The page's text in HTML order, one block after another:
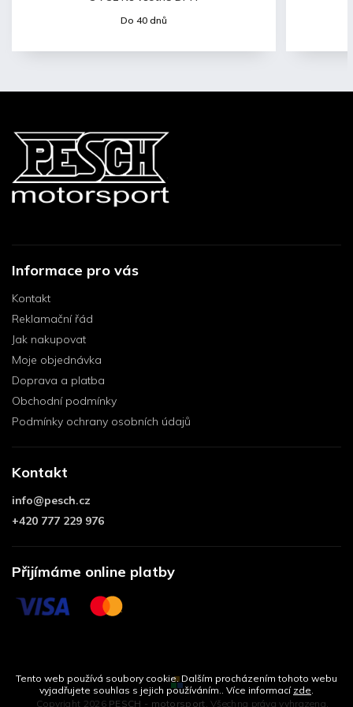
Tento web používá soubory cookie. Dalším procházením tohoto webu
vyjadřujete souhlas s jejich používáním.. Více informací zde.
Informace pro vás
Kontakt
Reklamační řád
Jak nakupovat
Moje objednávka
Doprava a platba
Obchodní podmínky
Podmínky ochrany osobních údajů
Kontakt
info@pesch.cz
+420 777 229 976
Přijímáme online platby
Copyright 2026 PESCH - motorsport. Všechna práva vyhrazena.